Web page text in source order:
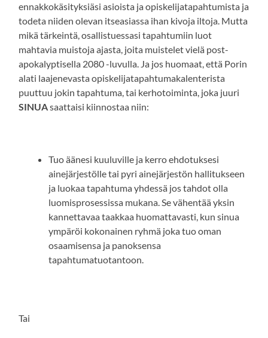
ennakkokäsityksiäsi asioista ja opiskelijatapahtumista ja
todeta niiden olevan itseasiassa ihan kivoja iltoja. Mutta
mikä tärkeintä, osallistuessasi tapahtumiin luot
mahtavia muistoja ajasta, joita muistelet vielä post-
apokalyptisella 2080 -luvulla. Ja jos huomaat, että Porin
alati laajenevasta opiskelijatapahtumakalenterista
puuttuu jokin tapahtuma, tai kerhotoiminta, joka juuri
SINUAsaattaisi kiinnostaa niin:
Tuo äänesi kuuluville ja kerro ehdotuksesi
ainejärjestölle tai pyri ainejärjestön hallitukseen
ja luokaa tapahtuma yhdessä jos tahdot olla
luomisprosessissa mukana. Se vähentää yksin
kannettavaa taakkaa huomattavasti, kun sinua
ympäröi kokonainen ryhmä joka tuo oman
osaamisensa ja panoksensa
tapahtumatuotantoon.
Tai